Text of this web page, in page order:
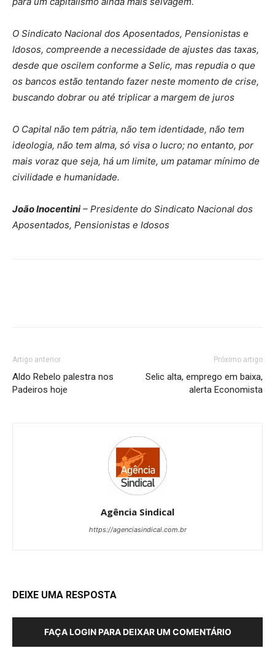
O Sindicato Nacional dos Aposentados, Pensionistas e
Idosos, compreende a necessidade de ajustes das taxas,
desde que oscilem conforme a Selic, mas repudia o que
os bancos estão tentando fazer neste momento de crise,
buscando dobrar ou até triplicar a margem de juros
O Capital não tem pátria, não tem identidade, não tem
ideologia, não tem alma, só visa o lucro; no entanto, por
mais voraz que seja, há um limite, um patamar mínimo de
civilidade e humanidade.
João Inocentini– Presidente do Sindicato Nacional dos
Aposentados, Pensionistas e Idosos
Artigo anterior
Aldo Rebelo palestra nos
Padeiros hoje
Próximo artigo
Selic alta, emprego em baixa,
alerta Economista
Agência Sindical
https://agenciasindical.com.br
DEIXE UMA RESPOSTA
FAÇA LOGIN PARA DEIXAR UM COMENTÁRIO